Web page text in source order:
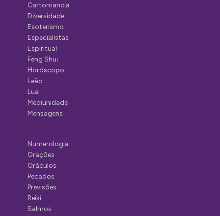
Cartomancia
Diversidade
Esoterismo
Especialistas
Espiritual
Feng Shui
Horóscopo
Leão
Lua
Mediunidade
Mensagens
Numerologia
Orações
Oráculos
Pecados
Previsões
Reiki
Salmos